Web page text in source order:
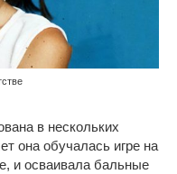
в нескольких
она обучалась игре на
и осваивала бальные